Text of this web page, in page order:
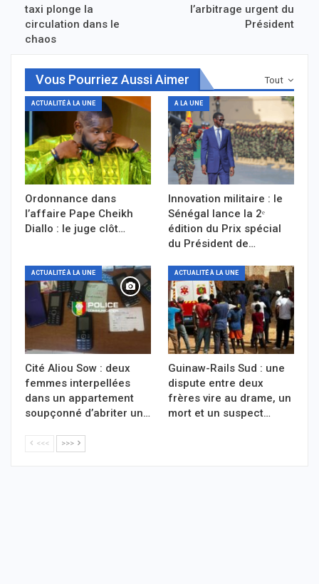
taxi plonge la
circulation dans le
chaos
l’arbitrage urgent du
Président
Tout
Vous Pourriez Aussi Aimer
ACTUALITÉ À LA UNE
Ordonnance dans
l’affaire Pape Cheikh
Diallo : le juge clôt…
A LA UNE
Innovation militaire : le
Sénégal lance la 2ᵉ
édition du Prix spécial
du Président de…
ACTUALITÉ À LA UNE
Cité Aliou Sow : deux
femmes interpellées
dans un appartement
soupçonné d’abriter un…
ACTUALITÉ À LA UNE
Guinaw-Rails Sud : une
dispute entre deux
frères vire au drame, un
mort et un suspect…
<<< >>>